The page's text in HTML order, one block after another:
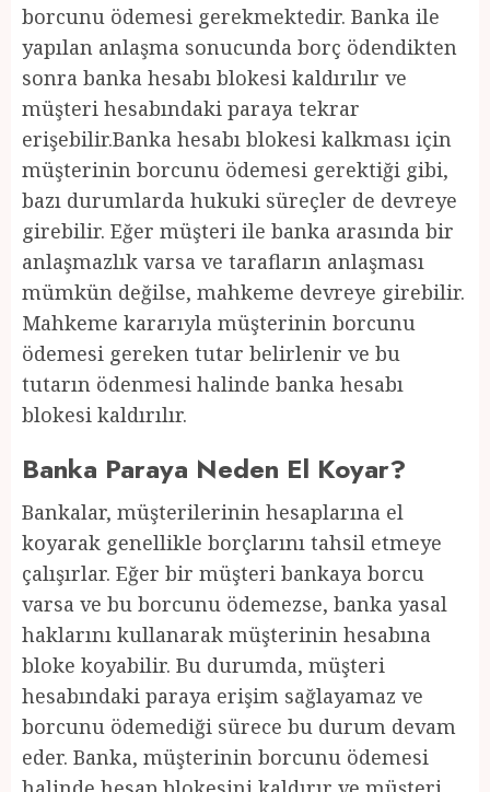
borcunu ödemesi gerekmektedir. Banka ile
yapılan anlaşma sonucunda borç ödendikten
sonra banka hesabı blokesi kaldırılır ve
müşteri hesabındaki paraya tekrar
erişebilir.Banka hesabı blokesi kalkması için
müşterinin borcunu ödemesi gerektiği gibi,
bazı durumlarda hukuki süreçler de devreye
girebilir. Eğer müşteri ile banka arasında bir
anlaşmazlık varsa ve tarafların anlaşması
mümkün değilse, mahkeme devreye girebilir.
Mahkeme kararıyla müşterinin borcunu
ödemesi gereken tutar belirlenir ve bu
tutarın ödenmesi halinde banka hesabı
blokesi kaldırılır.
Banka Paraya Neden El Koyar?
Bankalar, müşterilerinin hesaplarına el
koyarak genellikle borçlarını tahsil etmeye
çalışırlar. Eğer bir müşteri bankaya borcu
varsa ve bu borcunu ödemezse, banka yasal
haklarını kullanarak müşterinin hesabına
bloke koyabilir. Bu durumda, müşteri
hesabındaki paraya erişim sağlayamaz ve
borcunu ödemediği sürece bu durum devam
eder. Banka, müşterinin borcunu ödemesi